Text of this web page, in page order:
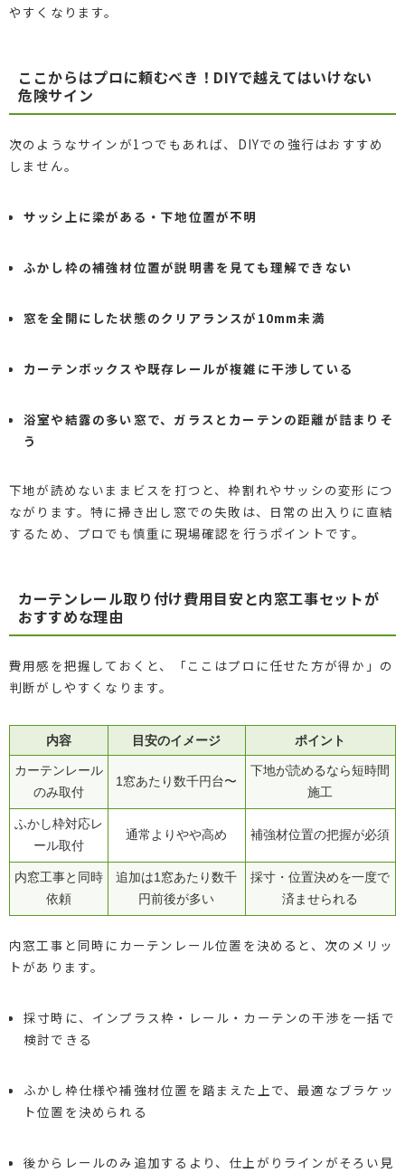
やすくなります。
ここからはプロに頼むべき！DIYで越えてはいけない
危険サイン
次のようなサインが1つでもあれば、DIYでの強行はおすすめ
しません。
サッシ上に梁がある・下地位置が不明
ふかし枠の補強材位置が説明書を見ても理解できない
窓を全開にした状態のクリアランスが10mm未満
カーテンボックスや既存レールが複雑に干渉している
浴室や結露の多い窓で、ガラスとカーテンの距離が詰まりそ
う
下地が読めないままビスを打つと、枠割れやサッシの変形につ
ながります。特に掃き出し窓での失敗は、日常の出入りに直結
するため、プロでも慎重に現場確認を行うポイントです。
カーテンレール取り付け費用目安と内窓工事セットが
おすすめな理由
費用感を把握しておくと、「ここはプロに任せた方が得か」の
判断がしやすくなります。
内容 目安のイメージ ポイント
カーテンレール
のみ取付
1窓あたり数千円台〜
下地が読めるなら短時間
施工
ふかし枠対応レ
ール取付
通常よりやや高め 補強材位置の把握が必須
内窓工事と同時
依頼
追加は1窓あたり数千
円前後が多い
採寸・位置決めを一度で
済ませられる
内窓工事と同時にカーテンレール位置を決めると、次のメリッ
トがあります。
採寸時に、インプラス枠・レール・カーテンの干渉を一括で
検討できる
ふかし枠仕様や補強材位置を踏まえた上で、最適なブラケッ
ト位置を決められる
後からレールのみ追加するより、仕上がりラインがそろい見